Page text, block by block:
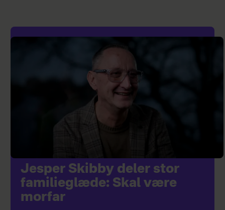
Jesper Skibby deler stor
familieglæde: Skal være
morfar